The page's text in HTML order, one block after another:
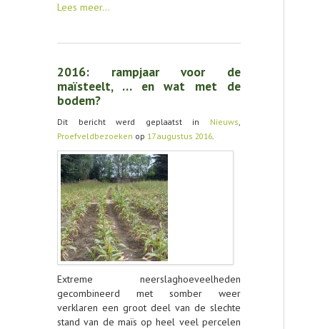
Lees meer…
2016: rampjaar voor de
maïsteelt, … en wat met de
bodem?
Dit bericht werd geplaatst in Nieuws,
Proefveldbezoeken op 17 augustus 2016.
Extreme neerslaghoeveelheden
gecombineerd met somber weer
verklaren een groot deel van de slechte
stand van de maïs op heel veel percelen